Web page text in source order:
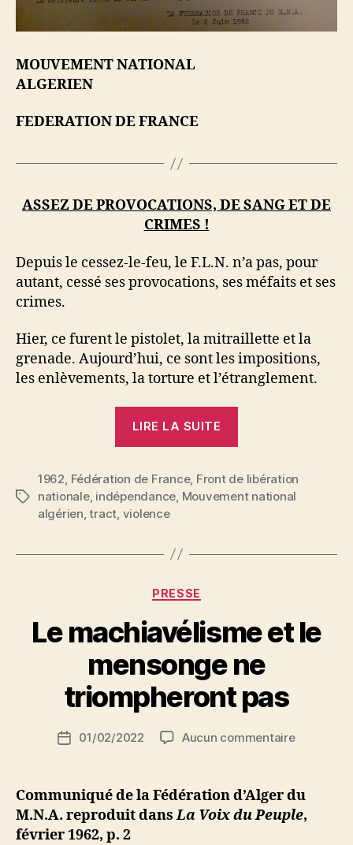
MOUVEMENT NATIONAL
ALGERIEN
FEDERATION DE FRANCE
ASSEZ DE PROVOCATIONS, DE SANG ET DE
CRIMES !
Depuis le cessez-le-feu, le F.L.N. n’a pas, pour
autant, cessé ses provocations, ses méfaits et ses
crimes.
Hier, ce furent le pistolet, la mitraillette et la
grenade. Aujourd’hui, ce sont les impositions,
les enlèvements, la torture et l’étranglement.
LIRE LA SUITE
de
sang
Étiquettes
1962 Fédération de France, Front de libération
nationale, indépendance Mouvement national
algérien ,tract violence
Catégories
PRESSE
Le machiavélisme et le
mensonge ne
triompheront pas
a
S
N
ji
b
Date01/02/2022 Aucun commentairesur
et
le
mensonge
Communiqué de la Fédération d’Alger du
M.N.A. reproduit dansLa Voix du Peuple,
février 1962, p. 2